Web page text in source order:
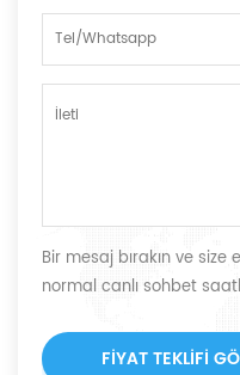
Bir mesaj bırakın ve
normal canlı sohbet
FIYAT TEKLIFI